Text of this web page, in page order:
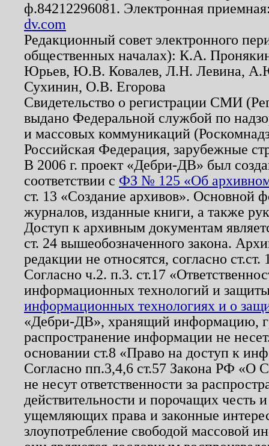
ф.84212296081. Электронная
dv.com
Редакционный совет электронного
общественных началах): К.А.
Юрьев, Ю.В. Ковалев, Л.Н. Левина,
Сухинин, О.В. Егорова
Свидетельство о регистрации СМИ
выдано Федеральной службой по
и массовых коммуникаций
Российская Федерация, зарубежные
В 2006 г. проект «Дебри-ДВ» был
соответствии с ФЗ № 125 «Об
ст. 13 «Создание архивов». Основной
журналов, изданные книги, а также
Доступ к архивным документам
ст. 24 вышеобозначенного закона.
редакции не относятся, согласно
Согласно ч.2. п.3. ст.17
информационных технологий и
информационных технологиях и о
«Дебри-ДВ», хранящий информацию,
распространение информации не
основании ст.8 «Право на доступ к
Согласно пп.3,4,6 ст.57 Закона РФ «О
не несут ответственности за
действительности и порочащих честь
ущемляющих права и законные
злоупотребление свободой массовой